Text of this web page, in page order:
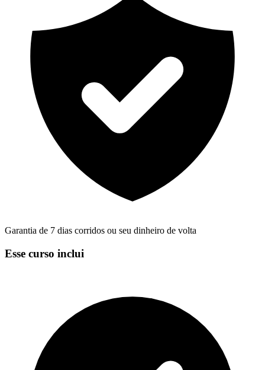
Garantia de 7 dias corridos ou seu dinheiro de volta
Esse curso inclui